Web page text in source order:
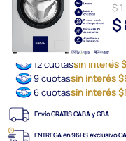
$
$
12 cuotassin interés
9 cuotassin interés
6 cuotassin interés
Envío GRATIS CABA y GBA
ENTREGA en 96HS exclusivo